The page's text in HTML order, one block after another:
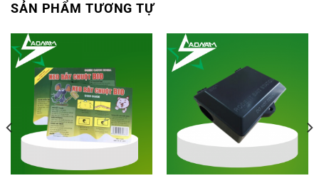
SẢN PHẨM TƯƠNG TỰ